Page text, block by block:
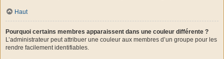
Haut
Pourquoi certains membres apparaissent dans une couleur différente ?
L’administrateur peut attribuer une couleur aux membres d’un groupe pour les
rendre facilement identifiables.